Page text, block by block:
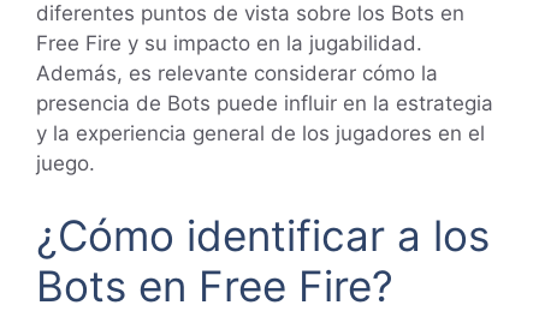
diferentes puntos de vista sobre los Bots en
Free Fire y su impacto en la jugabilidad.
Además, es relevante considerar cómo la
presencia de Bots puede influir en la estrategia
y la experiencia general de los jugadores en el
juego.
¿Cómo identificar a los
Bots en Free Fire?